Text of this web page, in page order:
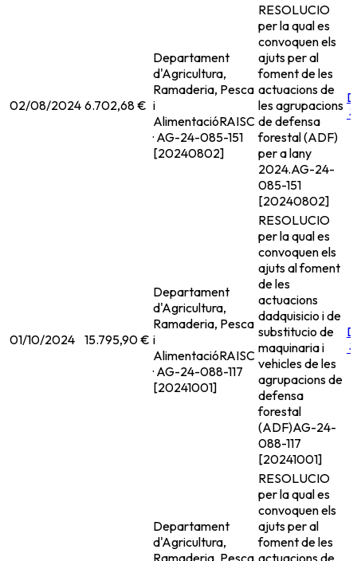
02/08/2024 6.702,68 €
Departament
d'Agricultura,
Ramaderia, Pesca
i
AlimentacióRAISC
· AG-24-085-151
[20240802]
RESOLUCIO
per la qual es
convoquen els
ajuts per al
foment de les
actuacions de
les agrupacions
de defensa
forestal (ADF)
per a lany
2024.AG-24-
085-151
[20240802]
01/10/2024 15.795,90 €
Departament
d'Agricultura,
Ramaderia, Pesca
i
AlimentacióRAISC
· AG-24-088-117
[20241001]
RESOLUCIO
per la qual es
convoquen els
ajuts al foment
de les
actuacions
dadquisicio i de
substitucio de
maquinaria i
vehicles de les
agrupacions de
defensa
forestal
(ADF)AG-24-
088-117
[20241001]
Departament
d'Agricultura,
RESOLUCIO
per la qual es
convoquen els
ajuts per al
foment de les